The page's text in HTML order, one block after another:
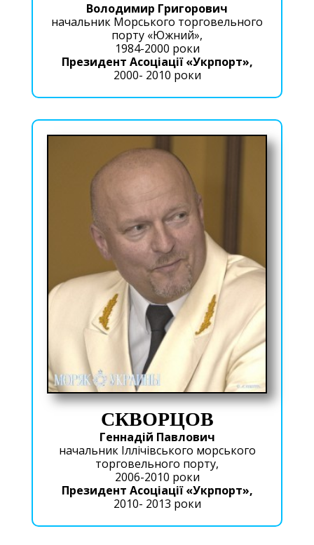
Володимир Григорович
начальник Морського торговельного
порту «Южний»,
1984-2000 роки
Президент Асоціації «Укрпорт»,
2000- 2010 роки
СКВОРЦОВ
Геннадій Павлович
начальник Іллічівського морського
торговельного порту,
2006-2010 роки
Президент Асоціації «Укрпорт»,
2010- 2013 роки